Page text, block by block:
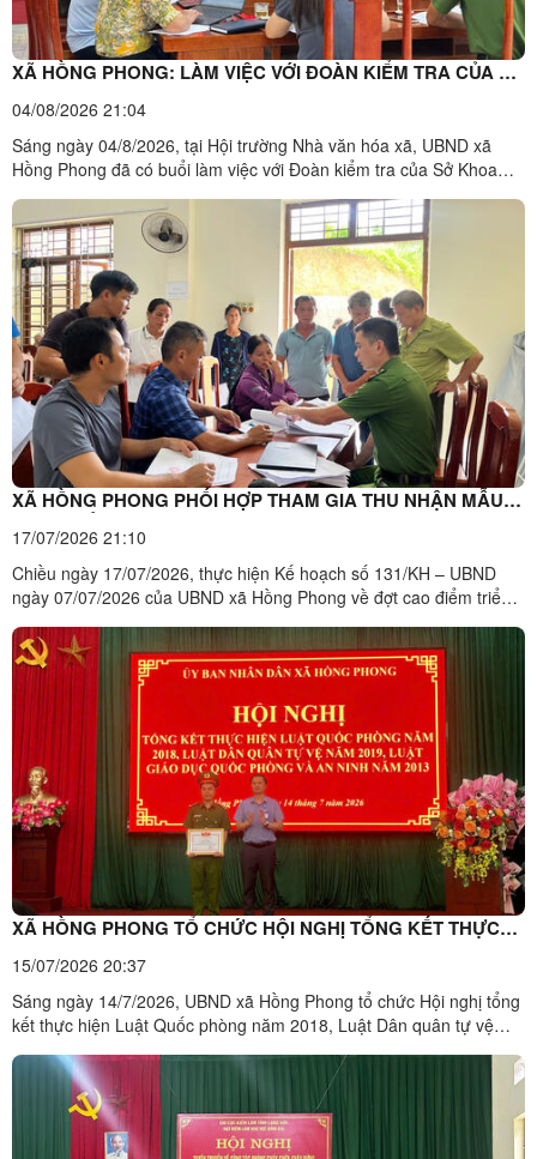
XÃ HỒNG PHONG: LÀM VIỆC VỚI ĐOÀN KIỂM TRA CỦA SỞ
KHOA HỌC VÀ CÔNG NGHỆ TỈNH LẠNG SƠN VỀ PHÂN
BỔ, GIẢI NGÂN KINH PHÍ VÀ THỰC HIỆN NGHỊ QUYẾT SỐ
57-NQ/TW
04/08/2026 21:04
Sáng ngày 04/8/2026, tại Hội trường Nhà văn hóa xã, UBND xã
Hồng Phong đã có buổi làm việc với Đoàn kiểm tra của Sở Khoa
hình phân bổ, giải ngân kinh phí ngân sách nhà nước thuộc lĩnh
vực khoa học công nghệ, đổi mới sáng tạo, chuyển ...
XÃ HỒNG PHONG PHỐI HỢP THAM GIA THU NHẬN MẪU
SINH PHẨM ADN THÂN NHÂN LIỆT SĨ CHƯA XÁC ĐỊNH
ĐƯỢC THÔNG TIN PHẦN MỘ
17/07/2026 21:10
Chiều ngày 17/07/2026, thực hiện Kế hoạch số 131/KH – UBND
ngày 07/07/2026 của UBND xã Hồng Phong về đợt cao điểm triển
được thông tin phần mộ trên địa bàn, xã Hồng Phong đã tổ chức
đưa thân nhân liệt sĩ thuộc diện thu nhận mẫu đến ...
XÃ HỒNG PHONG TỔ CHỨC HỘI NGHỊ TỔNG KẾT THỰC
HIỆN CÁC LUẬT VỀ QUỐC PHÒNG NĂM 2028, LUẬT DÂN
QUÂN TỰ VỆ 2019 VÀ LUẬT GIÁO DỤC QUỐC PHÒNG ĐỊA
PHƯƠNG 2013
15/07/2026 20:37
Sáng ngày 14/7/2026, UBND xã Hồng Phong tổ chức Hội nghị tổng
kết thực hiện Luật Quốc phòng năm 2018, Luật Dân quân tự vệ
hội nghị có đồng chí Nguyễn Trung Kiên, Bí thư Đảng ủy, Chủ tịch
HĐND xã; đồng chí Hoàng Thanh Tuấn, Phó Bí thư Đảng ...